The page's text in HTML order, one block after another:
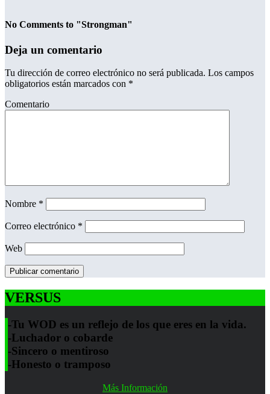
No Comments to "Strongman"
Deja un comentario
Tu dirección de correo electrónico no será publicada. Los campos
obligatorios están marcados con *
Comentario
Nombre *
Correo electrónico *
Web
VERSUS
-Tu WOD es un reflejo de los que eres en la vida.
-Luchador o cobarde
-Sincero o mentiroso
-Honesto o tramposo
Más Información